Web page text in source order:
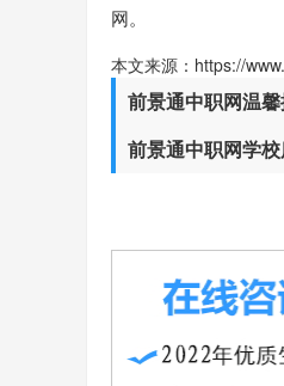
网。
本文来源：https://
前景通中职网温
前景通中职网学